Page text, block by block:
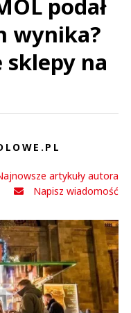
podał
wynika?
sklepy na
artykuły autora
Napisz wiadomość